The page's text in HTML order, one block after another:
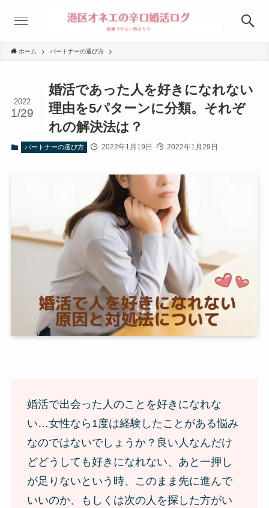
ホーム パートナーの選び方
婚活であった人を好きになれない
理由を5パターンに分類。それぞ
れの解決法は？
2022
1/29
パートナーの選び方 2022年1月19日 2022年1月29日
婚活で出会った人のことを好きになれな
い…女性なら1度は経験したことがある悩み
なのではないでしょうか？良い人なんだけ
どどうしても好きになれない、あと一押し
が足りないという時、このまま先に進んで
いいのか、もしくは次の人を探した方がい